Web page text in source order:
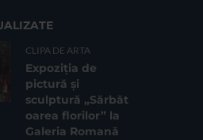
CLIPA DE ARTA
Expoziția de
pictură și
sculptură „Sărbăt
oarea florilor” la
Galeria Romană